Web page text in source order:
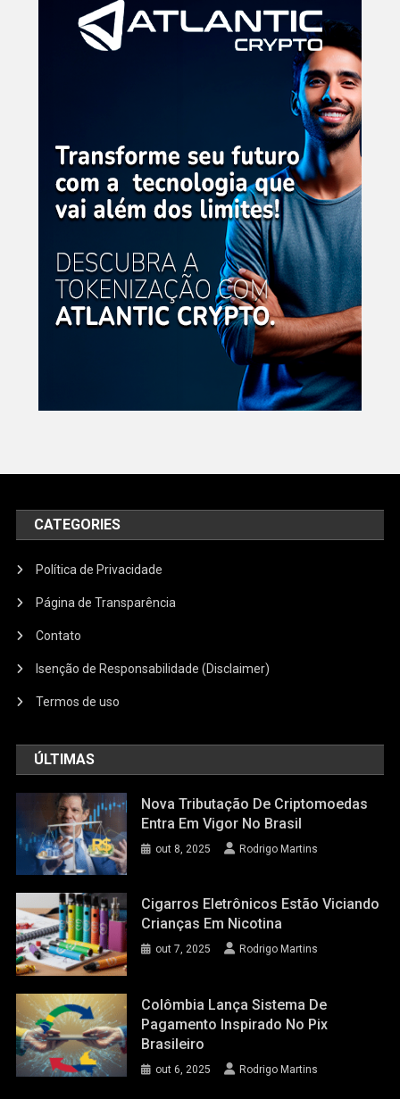
Brasil
Em
10
Anos
CATEGORIES
Política de Privacidade
Página de Transparência
Contato
Isenção de Responsabilidade (Disclaimer)
Termos de uso
ÚLTIMAS
Nova Tributação De Criptomoedas
Entra Em Vigor No Brasil
out 8, 2025 Rodrigo Martins
Cigarros Eletrônicos Estão Viciando
Crianças Em Nicotina
out 7, 2025 Rodrigo Martins
Colômbia Lança Sistema De
Pagamento Inspirado No Pix
Brasileiro
out 6, 2025 Rodrigo Martins